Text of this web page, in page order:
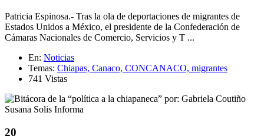
Patricia Espinosa.- Tras la ola de deportaciones de migrantes de
Estados Unidos a México, el presidente de la Confederación de
Cámaras Nacionales de Comercio, Servicios y T ...
En: Noticias
Temas: Chiapas, Canaco, CONCANACO, migrantes
741 Vistas
20